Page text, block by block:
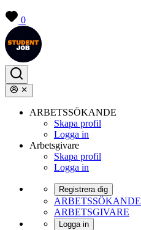
0
ARBETSSÖKANDE
Skapa profil
Logga in
Arbetsgivare
Skapa profil
Logga in
Registrera dig
ARBETSSÖKANDE
ARBETSGIVARE
Logga in